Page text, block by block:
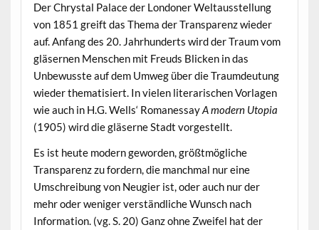
Der Chrystal Palace der Londoner Weltausstellung
von 1851 greift das Thema der Transparenz wieder
auf. Anfang des 20. Jahrhunderts wird der Traum vom
gläsernen Menschen mit Freuds Blicken in das
Unbewusste auf dem Umweg über die Traumdeutung
wieder thematisiert. In vielen literarischen Vorlagen
wie auch in H.G. Wells‘ RomanessayA modern Utopia
(1905) wird die gläserne Stadt vorgestellt.
Es ist heute modern geworden, größtmögliche
Transparenz zu fordern, die manchmal nur eine
Umschreibung von Neugier ist, oder auch nur der
mehr oder weniger verständliche Wunsch nach
Information. (vg. S. 20) Ganz ohne Zweifel hat der